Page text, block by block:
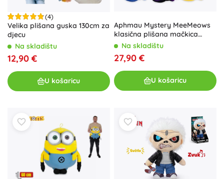
(4)
Velika plišana guska 130cm za
djecu
Na skladištu
12,90 €
U košaricu
Aphmau Mystery MeeMeows
klasična plišana mačkica
(iznenađenje u pakiranju)
Na skladištu
27,90 €
U košaricu